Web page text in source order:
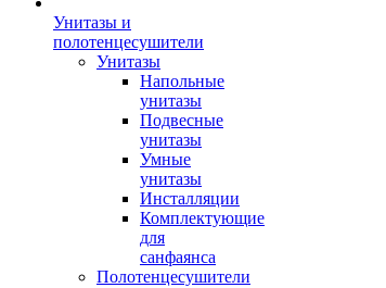
Унитазы и
полотенцесушители
Унитазы
Напольные
унитазы
Подвесные
унитазы
Умные
унитазы
Инсталляции
Комплектующие
для
санфаянса
Полотенцесушители